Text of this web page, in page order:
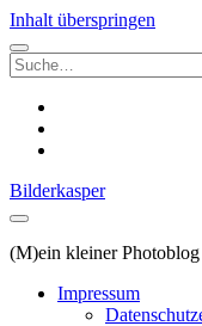
Inhalt überspringen
Suchen
nach:
Bilderkasper
(M)ein kleiner Photoblog
Impressum